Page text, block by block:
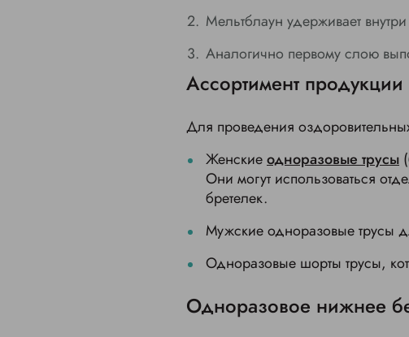
Мельтблаун удерживает
Аналогично первому слою
Ассортимент продукции
Для проведения
Женскиеодноразовые трусы
Они могут использоваться
бретелек.
Мужские одноразовые трусы
Одноразовые шорты трусы,
Одноразовое нижнее